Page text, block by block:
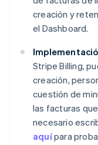
creación y
el Dashboard.
Stripe Billing,
creación,
cuestión de
las facturas
necesario
aquípara